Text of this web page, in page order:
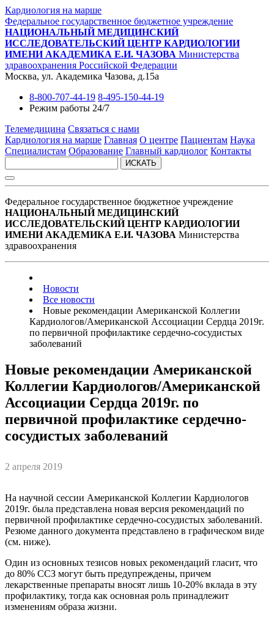
Кардиология на марше
Федеральное государственное бюджетное учреждение
НАЦИОНАЛЬНЫЙ МЕДИЦИНСКИЙ
ИССЛЕДОВАТЕЛЬСКИЙ ЦЕНТР КАРДИОЛОГИИ
ИМЕНИ АКАДЕМИКА Е.И. ЧАЗОВА Министерства
здравоохранения Российской Федерации
Москва, ул. Академика Чазова, д.15а
8-800-707-44-19 8-495-150-44-19
Режим работы 24/7
Телемедицина Связаться с нами
Кардиология на марше Главная О центре Пациентам Наука
Специалистам Образование Главный кардиолог Контакты
ИСКАТЬ
Федеральное государственное бюджетное учреждение
НАЦИОНАЛЬНЫЙ МЕДИЦИНСКИЙ
ИССЛЕДОВАТЕЛЬСКИЙ ЦЕНТР КАРДИОЛОГИИ
ИМЕНИ АКАДЕМИКА Е.И. ЧАЗОВА Министерства
здравоохранения
Новости
Все новости
Новые рекомендации Американской Коллегии
Кардиологов/Американской Ассоциации Сердца 2019г.
по первичной профилактике сердечно-сосудистых
заболеваний
Новые рекомендации Американской
Коллегии Кардиологов/Американской
Ассоциации Сердца 2019г. по
первичной профилактике сердечно-
сосудистых заболеваний
2 апреля 2019
На научной сессии Американской Коллегии Кардиологов
2019г. была представлена новая версия рекомендаций по
первичной профилактике сердечно-сосудистых заболеваний.
Резюме данного документа представлено в графическом виде
(см. ниже).
Один из основных тезисов новых рекомендаций гласит, что
до 80% ССЗ могут быть предупреждены, причем
лекарственные препараты вносят лишь 10-20% вклада в эту
профилактику, тогда как основная роль принадлежит
изменениям образа жизни.